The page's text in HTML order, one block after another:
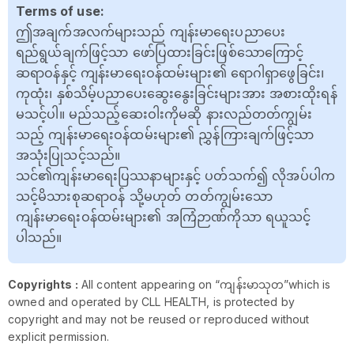
Terms of use:
ဤအချက်အလက်များသည် ကျန်းမာရေးပညာပေး
ရည်ရွယ်ချက်ဖြင့်သာ ဖော်ပြထားခြင်းဖြစ်သောကြောင့်
ဆရာဝန်နှင့် ကျန်းမာရေးဝန်ထမ်းများ၏ ရောဂါရှာဖွေခြင်း၊
ကုထုံး၊ နှစ်သိမ့်ပညာပေးဆွေးနွေးခြင်းများအား အစားထိုးရန်
မသင့်ပါ။ မည်သည့်ဆေးဝါးကိုမဆို နားလည်တတ်ကျွမ်း
သည့် ကျန်းမာရေးဝန်ထမ်းများ၏ ညွှန်ကြားချက်ဖြင့်သာ
အသုံးပြုသင့်သည်။
သင်၏ကျန်းမာရေးပြဿနာများနှင့် ပတ်သက်၍ လိုအပ်ပါက
သင့်မိသားစုဆရာဝန် သို့မဟုတ် တတ်ကျွမ်းသော
ကျန်းမာရေးဝန်ထမ်းများ၏ အကြံဉာဏ်ကိုသာ ရယူသင့်
ပါသည်။
Copyrights : All content appearing on “ကျန်းမာသုတ”which is
owned and operated by CLL HEALTH, is protected by
copyright and may not be reused or reproduced without
explicit permission.